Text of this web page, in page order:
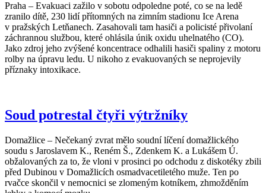
Praha – Evakuaci zažilo v sobotu odpoledne poté, co se na ledě
zranilo dítě, 230 lidí přítomných na zimním stadionu Ice Arena
v pražských Letňanech. Zasahovali tam hasiči a policisté přivolaní
záchrannou službou, které ohlásila únik oxidu uhelnatého (CO).
Jako zdroj jeho zvýšené koncentrace odhalili hasiči spaliny z motoru
rolby na úpravu ledu. U nikoho z evakuovaných se neprojevily
příznaky intoxikace.
Soud potrestal čtyři výtržníky
Domažlice – Nečekaný zvrat mělo soudní líčení domažlického
soudu s Jaroslavem K., Reném Š., Zdenkem K. a Lukášem Ú.
obžalovaných za to, že vloni v prosinci po odchodu z diskotéky zbili
před Dubinou v Domažlicích osmadvacetiletého muže. Ten po
rvačce skončil v nemocnici se zlomeným kotníkem, zhmožděním